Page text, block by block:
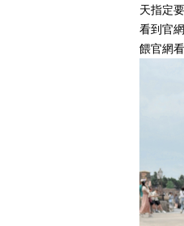
天指定
看到官
餵官網